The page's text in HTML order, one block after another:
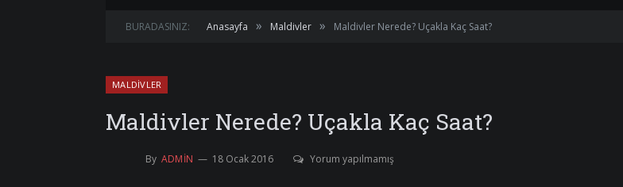
BURADASINIZ: Anasayfa » Maldivler » Maldivler Nerede? Uçakla Kaç Saat?
MALDIVLER
Maldivler Nerede? Uçakla Kaç Saat?
By ADMIN 18 Ocak 2016 Yorum yapılmamış